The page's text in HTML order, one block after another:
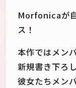
Morfonicaが
ス！
本作ではメン
新規書き下ろ
彼女たちメン